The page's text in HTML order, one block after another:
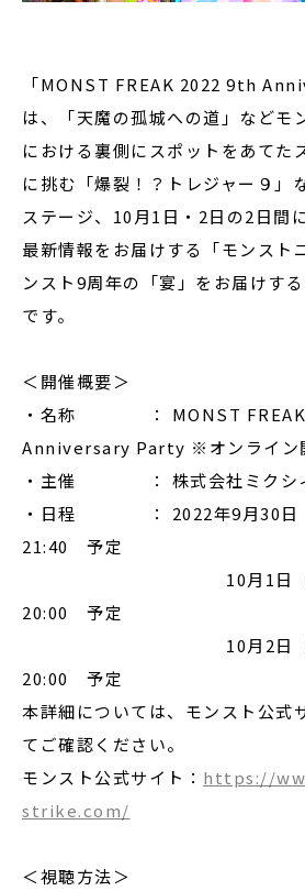
「MONST FREAK 2022 9th
は、「天魔の孤城への道」などモ
における裏側にスポットをあてた
に挑む「爆裂！？トレジャー９」
ステージ、10月1日・2日の2日間
最新情報をお届けする「モンスト
ンスト9周年の「宴」をお届けす
です。
＜開催概要＞
・名称 ： MONST FREAK
Anniversary Party ※オンライン
・主催 ： 株式会社ミクシ
・日程 ： 2022年9月30日（
21:40 予定
10月1日（土）
20:00 予定
10月2日（日）
20:00 予定
本詳細については、モンスト公式
てご確認ください。
モンスト公式サイト： https://
strike.com/
＜視聴方法＞